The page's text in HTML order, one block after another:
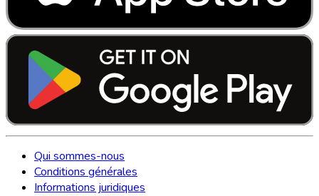
Qui sommes-nous
Conditions générales
Informations juridiques